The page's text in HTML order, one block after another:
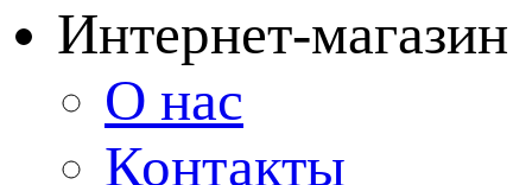
Интернет-магазин
О нас
Контакты